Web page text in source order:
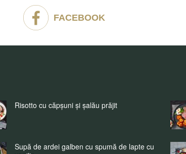
FACEBOOK
Risotto cu căpșuni și șalău prăjit
Supă de ardei galben cu spumă de lapte cu